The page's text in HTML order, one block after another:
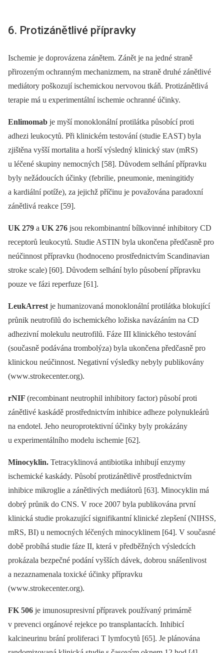
6. Protizánětlivé přípravky
Ischemie je doprovázena zánětem. Zánět je na jedné straně
přirozeným ochranným mechanizmem, na straně druhé zánětlivé
mediátory poškozují ischemickou nervovou tkáň. Protizánětlivá
terapie má u experimentální ischemie ochranné účinky.
Enlimomab je myší monoklonální protilátka působící proti
adhezi leukocytů. Při klinickém testování (studie EAST) byla
zjištěna vyšší mortalita a horší výsledný klinický stav (mRS)
u léčené skupiny nemocných [58]. Důvodem selhání přípravku
byly nežádoucích účinky (febrilie, pneumonie, meningitidy
a kardiální potíže), za jejichž příčinu je považována paradoxní
zánětlivá reakce [59].
UK 279 a UK 276 jsou rekombinantní bílkovinné inhibitory CD
receptorů leukocytů. Studie ASTIN byla ukončena předčasně pro
neúčinnost přípravku (hodnoceno prostřednictvím Scandinavian
stroke scale) [60]. Důvodem selhání bylo působení přípravku
pouze ve fázi reperfuze [61].
LeukArrest je humanizovaná monoklonální protilátka blokující
průnik neutrofilů do ischemického ložiska navázáním na CD
adhezivní molekulu neutrofilů. Fáze III klinického testování
(současně podávána trombolýza) byla ukončena předčasně pro
klinickou neúčinnost. Negativní výsledky nebyly publikovány
(www.strokecenter.org).
rNIF (recombinant neutrophil inhibitory factor) působí proti
zánětlivé kaskádě prostřednictvím inhibice adheze polynukleárů
na endotel. Jeho neuroprotektivní účinky byly prokázány
u experimentálního modelu ischemie [62].
Minocyklin. Tetracyklinová antibiotika inhibují enzymy
ischemické kaskády. Působí protizánětlivě prostřednictvím
inhibice mikroglie a zánětlivých mediátorů [63]. Minocyklin má
dobrý průnik do CNS. V roce 2007 byla publikována první
klinická studie prokazující signifikantní klinické zlepšení (NIHSS,
mRS, BI) u nemocných léčených minocyklinem [64]. V současné
době probíhá studie fáze II, která v předběžných výsledcích
prokázala bezpečné podání vyšších dávek, dobrou snášenlivost
a nezaznamenala toxické účinky přípravku
(www.strokecenter.org).
FK 506 je imunosupresivní přípravek používaný primárně
v prevenci orgánové rejekce po transplantacích. Inhibicí
kalcineurinu brání proliferaci T lymfocytů [65]. Je plánována